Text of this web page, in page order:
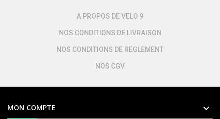
A PROPOS DE VELO 9
NOS CONDITIONS DE LIVRAISON
NOS CONDITIONS DE REGLEMENT
NOS CGV
MON COMPTE 